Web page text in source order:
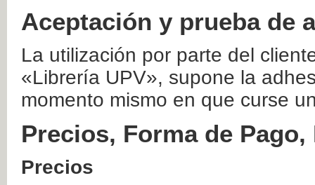
Aceptación y prueba de
La utilización por parte del
«Librería UPV», supone la
momento mismo en que curse
Precios, Forma de
Precios